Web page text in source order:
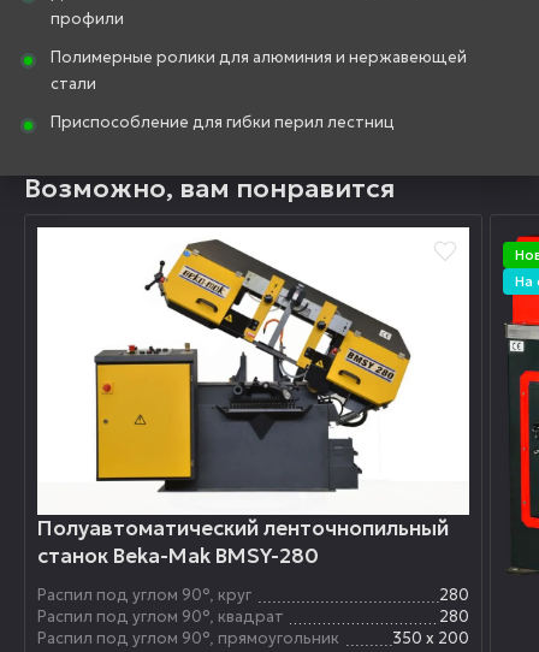
профили
Полимерные ролики для алюминия и нержавеющей
стали
Приспособление для гибки перил лестниц
Возможно, вам понравится
Полуавтоматический ленточнопильный
станок Beka-Mak BMSY-280
Распил под углом 90°, круг
280
Распил под углом 90°, квадрат
280
Распил под углом 90°, прямоугольник
350 х 200
На